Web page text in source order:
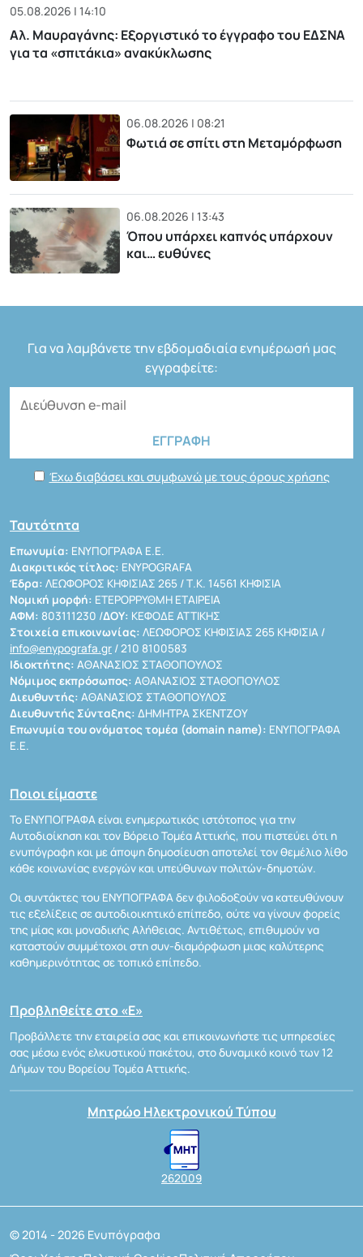
05.08.2026 | 14:10
Αλ. Μαυραγάνης: Εξοργιστικό το έγγραφο του ΕΔΣΝΑ
για τα «σπιτάκια» ανακύκλωσης
06.08.2026 | 08:21
Φωτιά σε σπίτι στη Μεταμόρφωση
06.08.2026 | 13:43
Όπου υπάρχει καπνός υπάρχουν
και… ευθύνες
Για να λαμβάνετε την εβδομαδιαία ενημέρωσή μας
εγγραφείτε:
Έχω διαβάσει και συμφωνώ με τους όρους χρήσης
Ταυτότητα
Επωνυμία: ΕΝΥΠΟΓΡΑΦΑ Ε.Ε.
Διακριτικός τίτλος: ENYPOGRAFA
Έδρα: ΛΕΩΦΟΡΟΣ ΚΗΦΙΣΙΑΣ 265 / Τ.Κ. 14561 ΚΗΦΙΣΙΑ
Νομική μορφή: ΕΤΕΡΟΡΡΥΘΜΗ ΕΤΑΙΡΕΙΑ
ΑΦΜ: 803111230 /ΔΟΥ: ΚΕΦΟΔΕ ΑΤΤΙΚΗΣ
Στοιχεία επικοινωνίας: ΛΕΩΦΟΡΟΣ ΚΗΦΙΣΙΑΣ 265 ΚΗΦΙΣΙΑ /
info@enypografa.gr / 210 8100583
Ιδιοκτήτης: ΑΘΑΝΑΣΙΟΣ ΣΤΑΘΟΠΟΥΛΟΣ
Νόμιμος εκπρόσωπος: ΑΘΑΝΑΣΙΟΣ ΣΤΑΘΟΠΟΥΛΟΣ
Διευθυντής: ΑΘΑΝΑΣΙΟΣ ΣΤΑΘΟΠΟΥΛΟΣ
Διευθυντής Σύνταξης: ΔΗΜΗΤΡΑ ΣΚΕΝΤΖΟΥ
Επωνυμία του ονόματος τομέα (domain name): ΕΝΥΠΟΓΡΑΦΑ
Ε.Ε.
Ποιοι είμαστε
Το ΕΝΥΠΟΓΡΑΦΑ είναι ενημερωτικός ιστότοπος για την
Αυτοδιοίκηση και τον Βόρειο Τομέα Αττικής, που πιστεύει ότι η
ενυπόγραφη και με άποψη δημοσίευση αποτελεί τον θεμέλιο λίθο
κάθε κοινωνίας ενεργών και υπεύθυνων πολιτών-δημοτών.
Οι συντάκτες του ΕΝΥΠΟΓΡΑΦΑ δεν φιλοδοξούν να κατευθύνουν
τις εξελίξεις σε αυτοδιοικητικό επίπεδο, ούτε να γίνουν φορείς
της μίας και μοναδικής Αλήθειας. Αντιθέτως, επιθυμούν να
καταστούν συμμέτοχοι στη συν-διαμόρφωση μιας καλύτερης
καθημερινότητας σε τοπικό επίπεδο.
Προβληθείτε στο «Ε»
Προβάλλετε την εταιρεία σας και επικοινωνήστε τις υπηρεσίες
σας μέσω ενός ελκυστικού πακέτου, στο δυναμικό κοινό των 12
Δήμων του Βορείου Τομέα Αττικής.
Μητρώο Ηλεκτρονικού Τύπου
262009
© 2014 - 2026 Ενυπόγραφα